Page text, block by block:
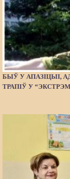
БЫЎ У АПАЗІЦЫІ,
ТРАПІЎ У